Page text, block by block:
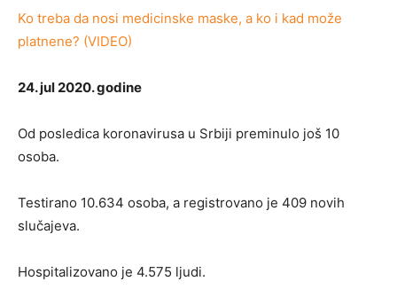
Ko treba da nosi medicinske maske, a ko i kad može
platnene? (VIDEO)
24. jul 2020. godine
Od posledica koronavirusa u Srbiji preminulo još 10
osoba.
Testirano 10.634 osoba, a registrovano je 409 novih
slučajeva.
Hospitalizovano je 4.575 ljudi.